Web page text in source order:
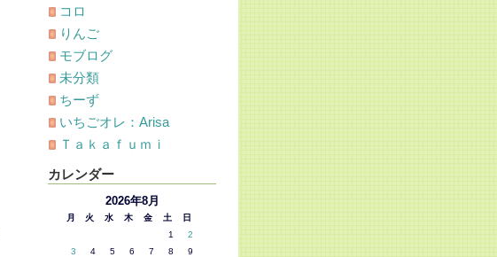
コロ
りんご
モブログ
未分類
ちーず
いちごオレ：Arisa
Ｔａｋａｆｕｍｉ
カレンダー
2026年8月
月 火 水 木 金 土
日
1
2
3
4 5 6 7 8
9